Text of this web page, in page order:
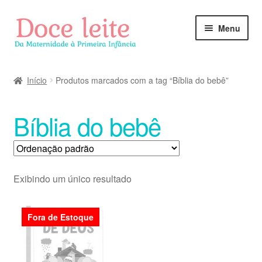
Pular
para
navegação
Pular
para
o
Menu
Início Produtos marcados com a tag “Bíblia do bebê”
Bíblia do bebê
Exibindo um único resultado
Fora de Estoque